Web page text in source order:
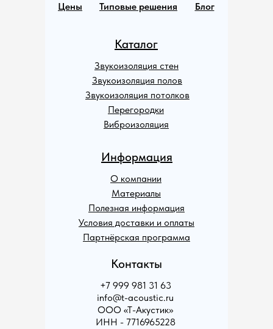
Каталог
Звукоизоляция стен
Звукоизоляция полов
Звукоизоляция потолков
Перегородки
Виброизоляция
Информация
О компании
Материалы
Полезная информация
Условия доставки и оплаты
Партнёрская программа
Контакты
+7 999 981 31 63
info@t-acoustic.ru
ООО «Т-Акустик»
ИНН - 7716965228
Цены
Типовые решения Блог